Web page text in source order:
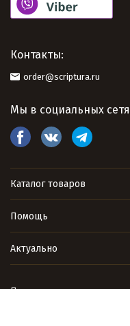
Контакты:
order@scriptura.ru
Мы в социальных
Каталог товаров
Помощь
Актуально
Политика персональных